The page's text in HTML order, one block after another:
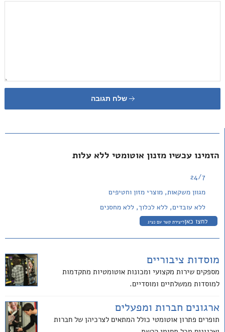
שלח תגובה
הזמינו עכשיו מזנון אוטומטי ללא עלות
24/7
מגוון משקאות, מוצרי מזון וחטיפים
ללא עובדים, ללא לכלוך, ללא מחסנים
לחצו כאןליצירת קשר עם נציג
מוסדות ציבוריים
מספקים שירות מקצועי ומכונות אוטומטיות מתקדמות
למוסדות ממשלתיים ומוסדיים.
ארגונים חברות ומפעלים
תופרים פתרון אוטומטי כולל המתאים לצרכיהן של חברות